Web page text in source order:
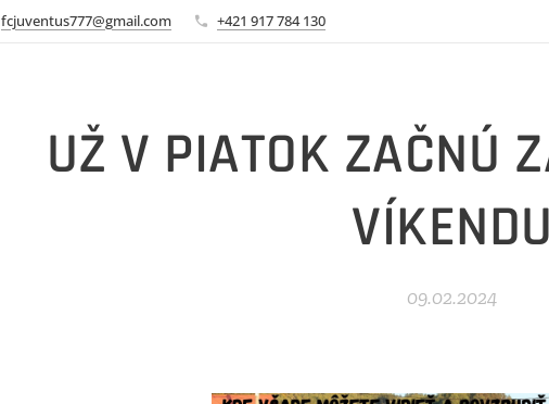
fcjuventus777@gmail.com +421 917 784 130
UŽ V PIATOK ZAČNÚ
VÍKENDU
09.02.2024